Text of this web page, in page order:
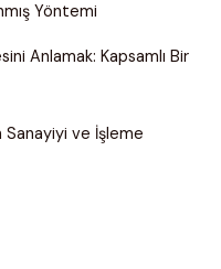
Yöntemi
Anlamak: Kapsamlı Bir
ve İşleme